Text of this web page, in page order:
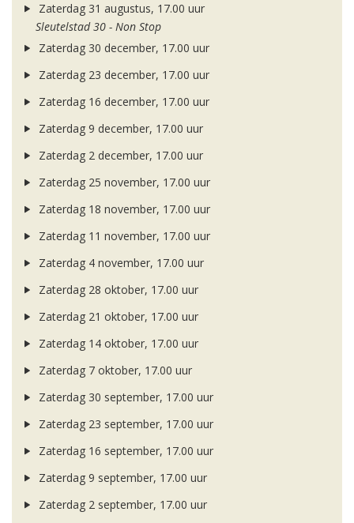
Zaterdag 31 augustus, 17.00 uur
Sleutelstad 30 - Non Stop
Zaterdag 30 december, 17.00 uur
Zaterdag 23 december, 17.00 uur
Zaterdag 16 december, 17.00 uur
Zaterdag 9 december, 17.00 uur
Zaterdag 2 december, 17.00 uur
Zaterdag 25 november, 17.00 uur
Zaterdag 18 november, 17.00 uur
Zaterdag 11 november, 17.00 uur
Zaterdag 4 november, 17.00 uur
Zaterdag 28 oktober, 17.00 uur
Zaterdag 21 oktober, 17.00 uur
Zaterdag 14 oktober, 17.00 uur
Zaterdag 7 oktober, 17.00 uur
Zaterdag 30 september, 17.00 uur
Zaterdag 23 september, 17.00 uur
Zaterdag 16 september, 17.00 uur
Zaterdag 9 september, 17.00 uur
Zaterdag 2 september, 17.00 uur